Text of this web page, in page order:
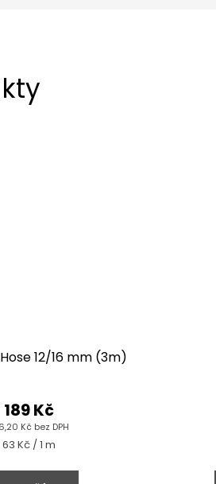
12/16 mm (3m)
Kč bez DPH
189 Kč
Měrná
63 Kč / 1 m